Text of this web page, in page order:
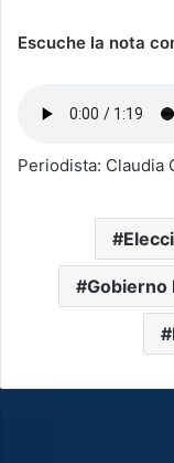
Escuche la nota
Periodista: Claudia
Gobierno